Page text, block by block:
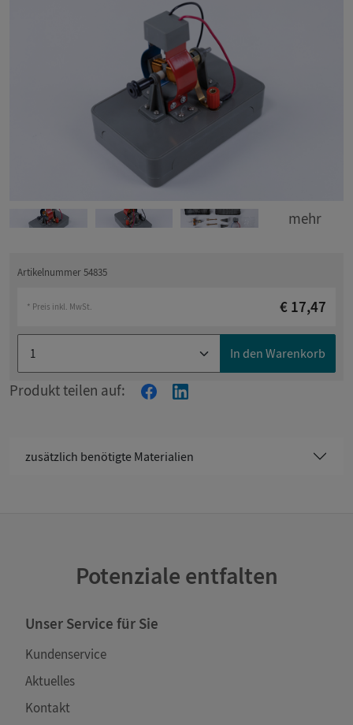
mehr
Artikelnummer 54835
* Preis inkl. MwSt. € 17,47
In den Warenkorb
Produkt teilen auf:
zusätzlich benötigte Materialien
Potenziale entfalten
Unser Service für Sie
Kundenservice
Aktuelles
Kontakt